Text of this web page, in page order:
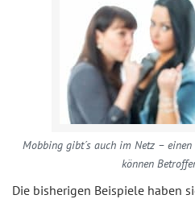
Mobbing gibt´s auch im Netz –
können
Die bisherigen Beispiele haben